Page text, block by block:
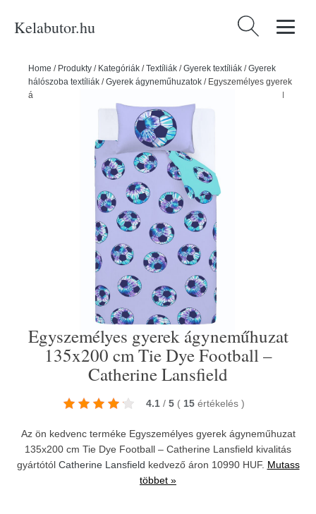
Kelabutor.hu Keresés:
Home / Produkty / Kategóriák /Textíliák /Gyerek textíliák /Gyerek
hálószoba textíliák /Gyerek ágyneműhuzatok / Egyszemélyes gyerek
ágyneműhuzat 135x200 cm Tie Dye Football – Catherine Lansfield
Egyszemélyes gyerek ágyneműhuzat
135x200 cm Tie Dye Football –
Catherine Lansfield
4.1 / 5 ( 15 értékelés )
Az ön kedvenc terméke Egyszemélyes gyerek ágyneműhuzat
135x200 cm Tie Dye Football – Catherine Lansfield kivalitás
gyártótól Catherine Lansfield kedvező áron 10990 HUF. Mutass
többet »